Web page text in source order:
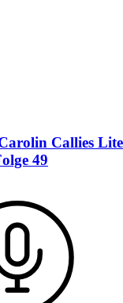
Callies
49